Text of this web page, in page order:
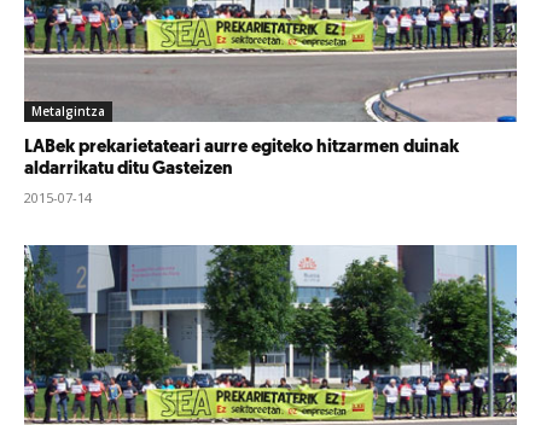
Metalgintza
LABek prekarietateari aurre egiteko hitzarmen duinak
aldarrikatu ditu Gasteizen
2015-07-14